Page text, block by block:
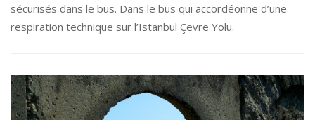
sécurisés dans le bus. Dans le bus qui accordéonne d’une
respiration technique sur l’Istanbul Çevre Yolu.